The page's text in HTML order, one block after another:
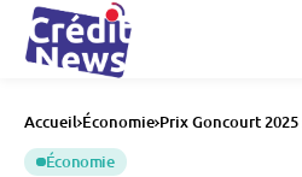
Accueil Économie Prix Goncourt
Nathacha
Économie